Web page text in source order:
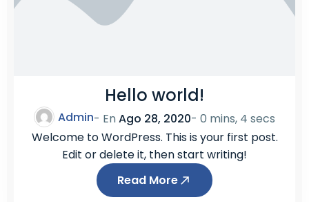
Hello world!
Admin- EnAgo 28, 2020- 0 mins, 4 secs
Welcome to WordPress. This is your first post.
Edit or delete it, then start writing!
Read More